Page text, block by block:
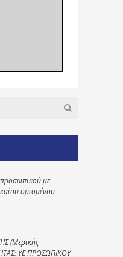
με
ορισμένου
(Μερικής
ΥΕ ΠΡΟΣΩΠΙΚΟΥ